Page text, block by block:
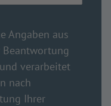
Angaben aus
verarbeitet
nach
Ihrer